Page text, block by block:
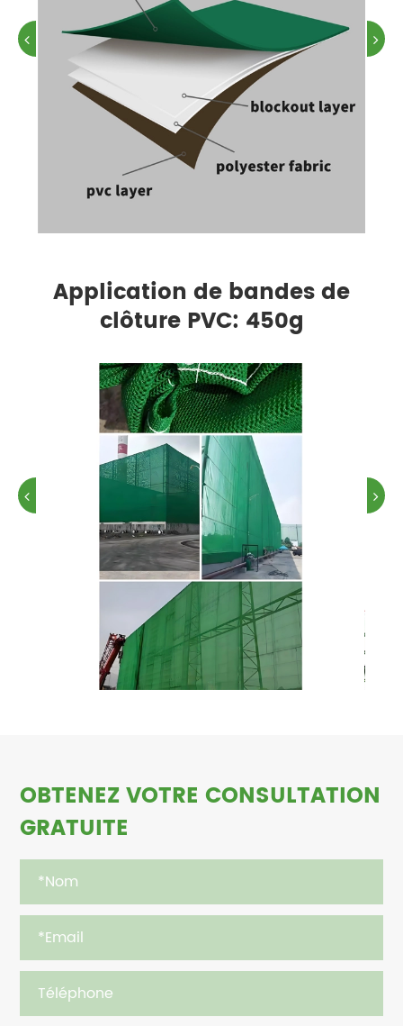
Application de bandes de
clôture PVC: 450g
OBTENEZ VOTRE CONSULTATION
GRATUITE